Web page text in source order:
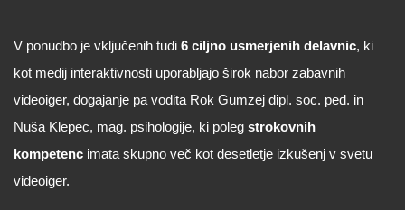
V ponudbo je vključenih tudi 6 ciljno usmerjenih delavnic, ki
kot medij interaktivnosti uporabljajo širok nabor zabavnih
videoiger, dogajanje pa vodita Rok Gumzej dipl. soc. ped. in
Nuša Klepec, mag. psihologije, ki poleg strokovnih
kompetenc imata skupno več kot desetletje izkušenj v svetu
videoiger.